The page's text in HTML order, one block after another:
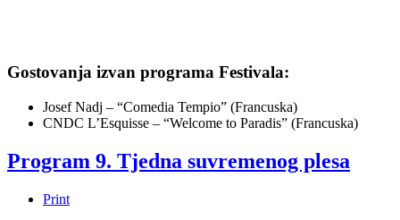
Gostovanja izvan programa Festivala:
Josef Nadj – “Comedia Tempio” (Francuska)
CNDC L’Esquisse – “Welcome to Paradis” (Francuska)
Program 9. Tjedna suvremenog plesa
Print